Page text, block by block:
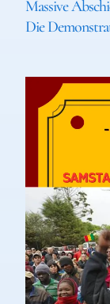
Massive
Die